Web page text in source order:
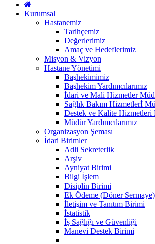
Kurumsal
Hastanemiz
Tarihçemiz
Değerlerimiz
Amaç ve Hedeflerimiz
Misyon & Vizyon
Hastane Yönetimi
Başhekimimiz
Başhekim Yardımcılarımız
İdari ve Mali Hizmetler
Sağlık Bakım Hizmetlerİ
Destek ve Kalite Hizmetleri
Müdür Yardımcılarımız
Organizasyon Şeması
İdari Birimler
Adli Sekreterlik
Arşiv
Ayniyat Birimi
Bilgi İşlem
Disiplin Birimi
Ek Ödeme (Döner
İletişim ve Tanıtım Birimi
İstatistik
İş Sağlığı ve Güvenliği
Manevi Destek Birimi